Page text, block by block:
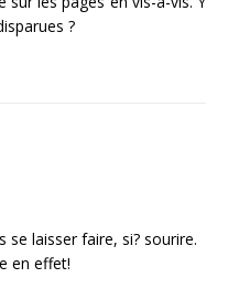
?
se laisser faire, si? sourire.
en effet!